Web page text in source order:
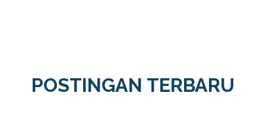
POSTINGAN TERBARU